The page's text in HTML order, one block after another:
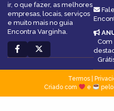
ir, o que fazer, as melhores
empresas, locais, serviços
e muito mais no guia
Encontra Varginha.
Com
Termos|
Criado com
e